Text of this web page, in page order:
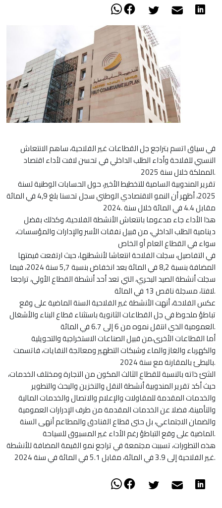
في سياق اتسم بتراجع جل القطاعات غير الفلاحية، ساهم الانتعاش
النسبي للفلاحة وأداء الطلب الداخلي في تحسن لافت لأداء اقتصاد
المملكة خلال سنة 2025.
تقرير المندوبية السامية للتخطيط الأخير، حول الحسابات الوطنية لسنة
2025، أظهر أن النمو الاقتصادي الوطني سجل تحسنا بلغ 4,9 في المائة
مقابل 4.4 في المائة خلال سنة .2024
هذا الأداء جاء مدعوما بانتعاش الأنشطة الفلاحية، وكذلك بفضل
دينامية الطلب الداخلي، من قبيل نفقات الأسر والإدارات والمؤسسات،
سواء في القطاع العام أو الخاص
في التفاصيل، سجلت الفلاحة انتعاشا لأنشطتها، حيث ارتفعت قيمتها
المضافة بنسبة 8,2 في المائة بعد انخفاض بنسبة 5,7 سنة 2024، فيما
سجلت أنشطة الصيد البحري، التي تعد أحد أنشطة القطاع الأولي، تراجعا
لافتا، مسجلة ناقص 13 في المائة.
عكس الفلاحة، أنهت الأنشطة غير الفلاحية السنة الماضية على وقع
تباطؤ ملحوظ في جل القطاعات الثانوية باستثناء قطاع البناء والأشغال
العمومية الذي انتقل نموه من 6 إلى 6.7 في المائة.
أما القطاعات الأخرى،من قبيل الصناعات الاستخراجية والتحويلية
والكهرباء والغاز والماء وشبكات التطهير ومعالجة النفايات، فاتسمت
بالبطئ بالمقارنة مع سنة 2024.
الشئ ذاته بالنسبة للقطاع الثالث المكون من التجارة ومختلف الخدمات،
حيث أكد تقرير المندوبية أنشطة النقل والتخزين والبحث والتطوير
والخدمات المقدمة للمقاولات والإعلام والاتصال والخدمات المالية
والتأمينة، فضلا عن الخدمات المقدمة من طرف الإدرارات العمومية
والضمان الاجتماعي، بل حتى قطاع الفنادق والمطاعم أنهى السنة
الماضية على وقع التباطؤ رغم الأداء غير المسبوق للسياحة.
هذه التطورات، تسببت مجتمعة في تراجع نمو القيمة المضافة للأنشطة
غير الفلاحية إلى 3.9 في المائة، مقابل 5.1 في المائة في سنة 2024.